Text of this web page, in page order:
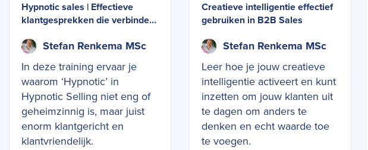
Hypnotic sales | Effectieve
klantgesprekken die verbinden
Stefan Renkema MSc
In deze training ervaar je
waarom ‘Hypnotic’ in
Hypnotic Selling niet eng of
geheimzinnig is, maar juist
enorm klantgericht en
klantvriendelijk.
Creatieve intelligentie effectief
gebruiken in B2B Sales
Stefan Renkema MSc
Leer hoe je jouw creatieve
intelligentie activeert en kunt
inzetten om jouw klanten uit
te dagen om anders te
denken en echt waarde toe
te voegen.